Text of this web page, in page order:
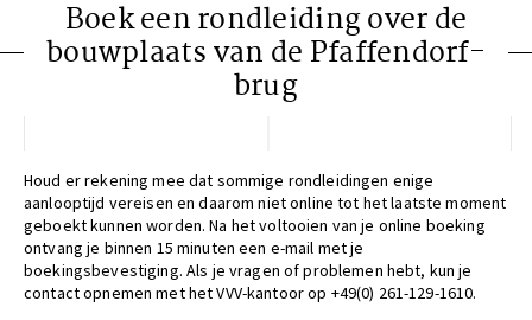
Boek een rondleiding over de
bouwplaats van de Pfaffendorf-
brug
Houd er rekening mee dat sommige rondleidingen enige
aanlooptijd vereisen en daarom niet online tot het laatste moment
geboekt kunnen worden. Na het voltooien van je online boeking
ontvang je binnen 15 minuten een e-mail met je
boekingsbevestiging. Als je vragen of problemen hebt, kun je
contact opnemen met het VVV-kantoor op +49(0) 261-129-1610.